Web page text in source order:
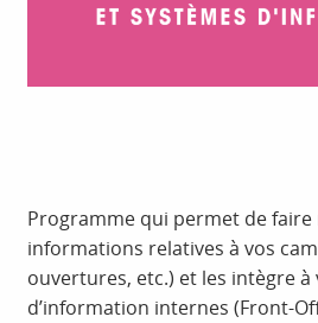
Programme qui permet de
informations relatives à vos
ouvertures, etc.) et les intègre à
d’information internes (Front-